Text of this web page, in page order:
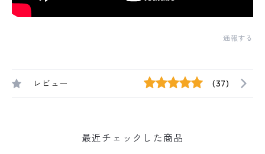
通報する
レビュー (37)
最近チェックした商品